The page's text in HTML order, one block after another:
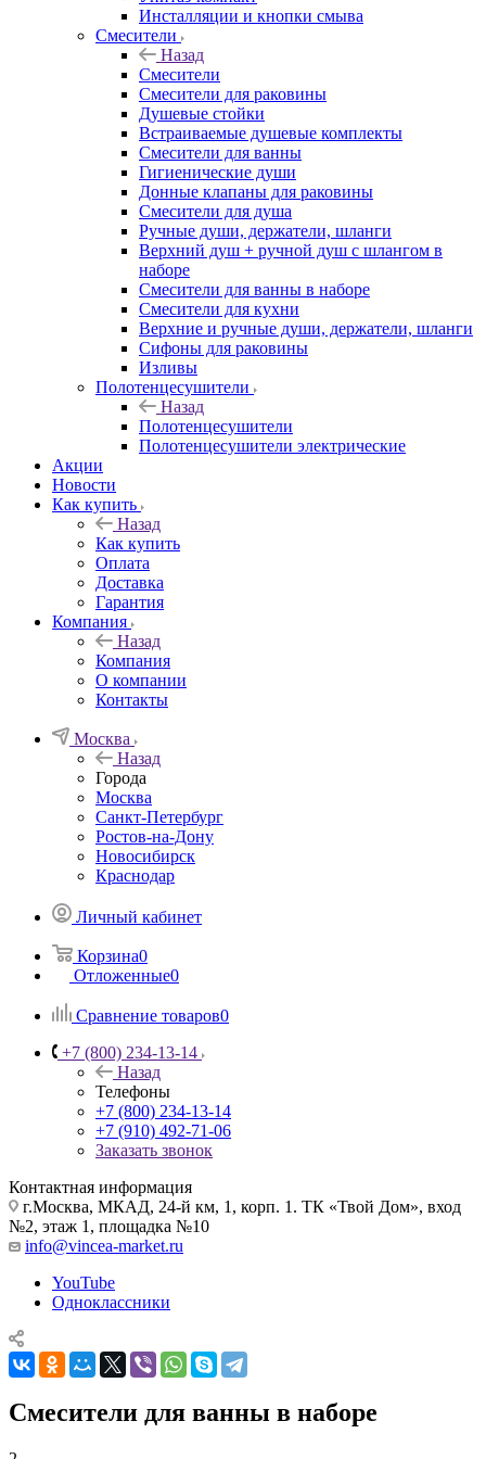
Инсталляции и кнопки смыва
Смесители
Назад
Смесители
Смесители для раковины
Душевые стойки
Встраиваемые душевые комплекты
Смесители для ванны
Гигиенические души
Донные клапаны для раковины
Смесители для душа
Ручные души, держатели, шланги
Верхний душ + ручной душ с шлангом в
наборе
Смесители для ванны в наборе
Смесители для кухни
Верхние и ручные души, держатели, шланги
Сифоны для раковины
Изливы
Полотенцесушители
Назад
Полотенцесушители
Полотенцесушители электрические
Акции
Новости
Как купить
Назад
Как купить
Оплата
Доставка
Гарантия
Компания
Назад
Компания
О компании
Контакты
Москва
Назад
Города
Москва
Санкт-Петербург
Ростов-на-Дону
Новосибирск
Краснодар
Личный кабинет
Корзина0
Отложенные0
Сравнение товаров0
+7 (800) 234-13-14
Назад
Телефоны
+7 (800) 234-13-14
+7 (910) 492-71-06
Заказать звонок
Контактная информация
г.Москва, МКАД, 24-й км, 1, корп. 1. ТК «Твой Дом», вход
№2, этаж 1, площадка №10
info@vincea-market.ru
YouTube
Одноклассники
Смесители для ванны в наборе